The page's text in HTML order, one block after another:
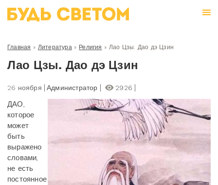
Главная » Литература» Религия » Лао Цзы. Дао дэ Цзин
Лао Цзы. Дао дэ Цзин
26 ноября Администратор 2926
ДАО,
которое
может
быть
выражено
словами,
не есть
постоянное